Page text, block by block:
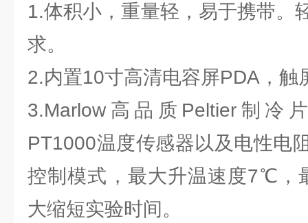
1.体积小，重量轻，易于携带。
求。
2.内置10寸高清电容屏PDA，触
3.Marlow高品质Peltier制冷
PT1000温度传感器以及电性电
控制模式，最大升温速度7℃，
大缩短实验时间。